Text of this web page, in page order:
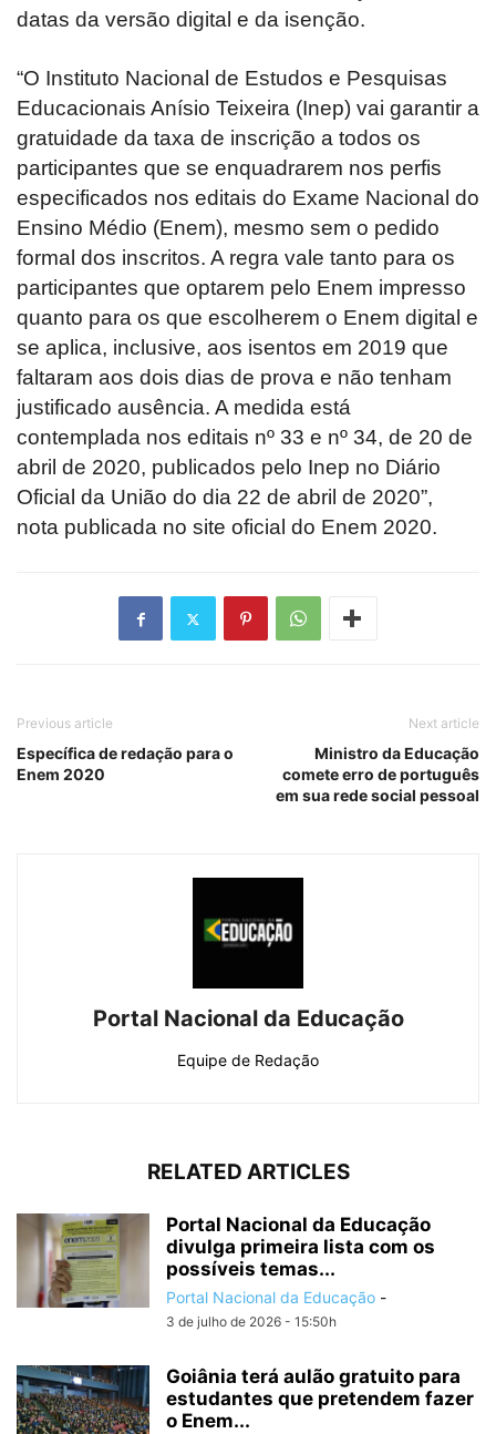
datas da versão digital e da isenção.
“O Instituto Nacional de Estudos e Pesquisas
Educacionais Anísio Teixeira (Inep) vai garantir a
gratuidade da taxa de inscrição a todos os
participantes que se enquadrarem nos perfis
especificados nos editais do Exame Nacional do
Ensino Médio (Enem), mesmo sem o pedido
formal dos inscritos. A regra vale tanto para os
participantes que optarem pelo Enem impresso
quanto para os que escolherem o Enem digital e
se aplica, inclusive, aos isentos em 2019 que
faltaram aos dois dias de prova e não tenham
justificado ausência. A medida está
contemplada nos editais nº 33 e nº 34, de 20 de
abril de 2020, publicados pelo Inep no Diário
Oficial da União do dia 22 de abril de 2020”,
nota publicada no site oficial do Enem 2020.
Previous article
Específica de redação para o
Enem 2020
Next article
Ministro da Educação
comete erro de português
em sua rede social pessoal
Portal Nacional da Educação
Equipe de Redação
RELATED ARTICLES
Portal Nacional da Educação
divulga primeira lista com os
possíveis temas...
Portal Nacional da Educação -
3 de julho de 2026 - 15:50h
Goiânia terá aulão gratuito para
estudantes que pretendem fazer
o Enem...